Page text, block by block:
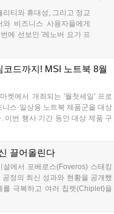
티와 휴대성, 그리고 정교
비즈니스 사용자들에게
에 선보인 '레노버 요가 프
프로 7a)'는 단순한 작업용
과 '라데온 8060S(Radeon
집 및 3D 렌더링은 물론
한 그래픽 연산 성능을 품
드까지! MSI 노트북 8월
켓에서 개최되는 '월첫세일' 프로
스·일상용 노트북 제품군을 대상
이번 행사 기간 동안 대상 제품 구
카드 할인 등의 혜택이 적용된
춘 선택이 가능하다....
끌어올린다
에서 포베로스(Foveros) 스태킹
정의 최신 성과와 현황을 공개했
극복하고 여러 칩렛(Chiplet)을
처리 능력과 향상된 전력 효율성